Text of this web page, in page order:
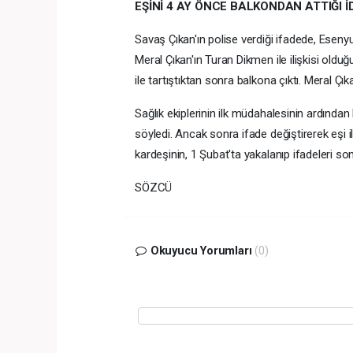
EŞİNİ 4 AY ÖNCE BALKONDAN ATTIĞI
Savaş Çıkan'ın polise verdiği ifadede,
Meral Çıkan'ın Turan Dikmen ile ilişkisi
ile tartıştıktan sonra balkona çıktı. Meral
Sağlık ekiplerinin ilk müdahalesinin
söyledi. Ancak sonra ifade değiştirerek eşi
kardeşinin, 1 Şubat'ta yakalanıp ifadeleri
SÖZCÜ
Okuyucu Yorumları (0)